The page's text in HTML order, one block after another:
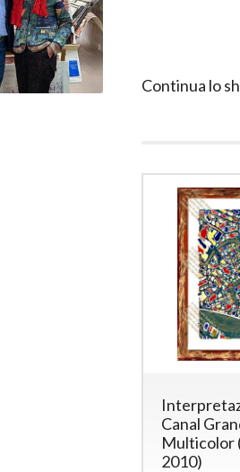
Continua lo
Canal
Multicolor
2010)